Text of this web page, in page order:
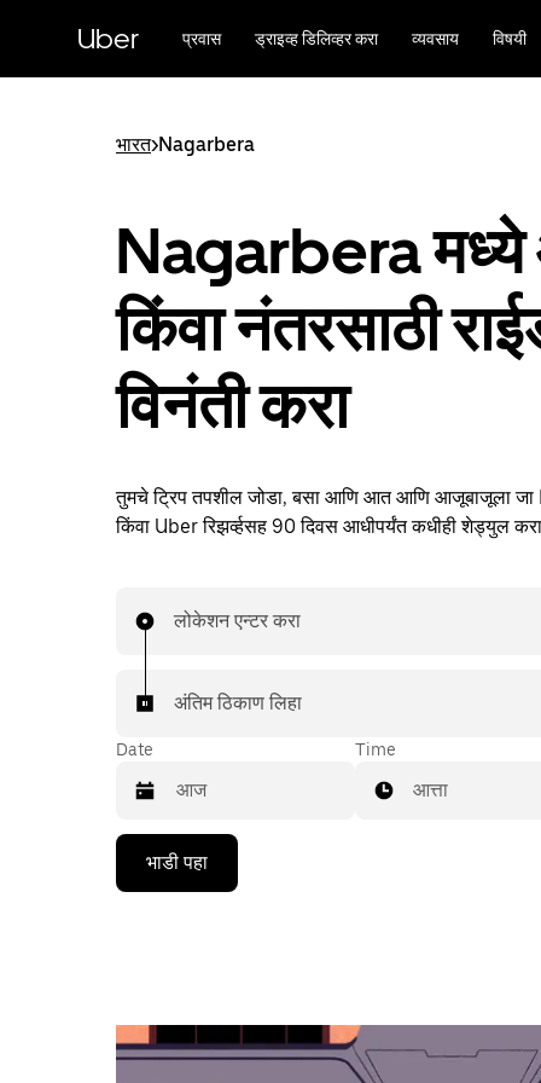
Uber प्रवास ड्राइव्ह डिलिव्हर करा व्यवसाय विषयी
भारत>Nagarbera
Nagarbera मध्ये
किंवा नंतरसाठी
विनंती करा
तुमचे ट्रिप तपशील जोडा, बसा आणि आत आणि आजूबाजूला
किंवा Uber रिझर्व्हसह 90 दिवस आधीपर्यंत कधीही शेड्युल
लोकेशन एन्टर करा
अंतिम ठिकाण लिहा
Date
Press
down
the
calendar
and
Time
आत्ता
भाडी पहा